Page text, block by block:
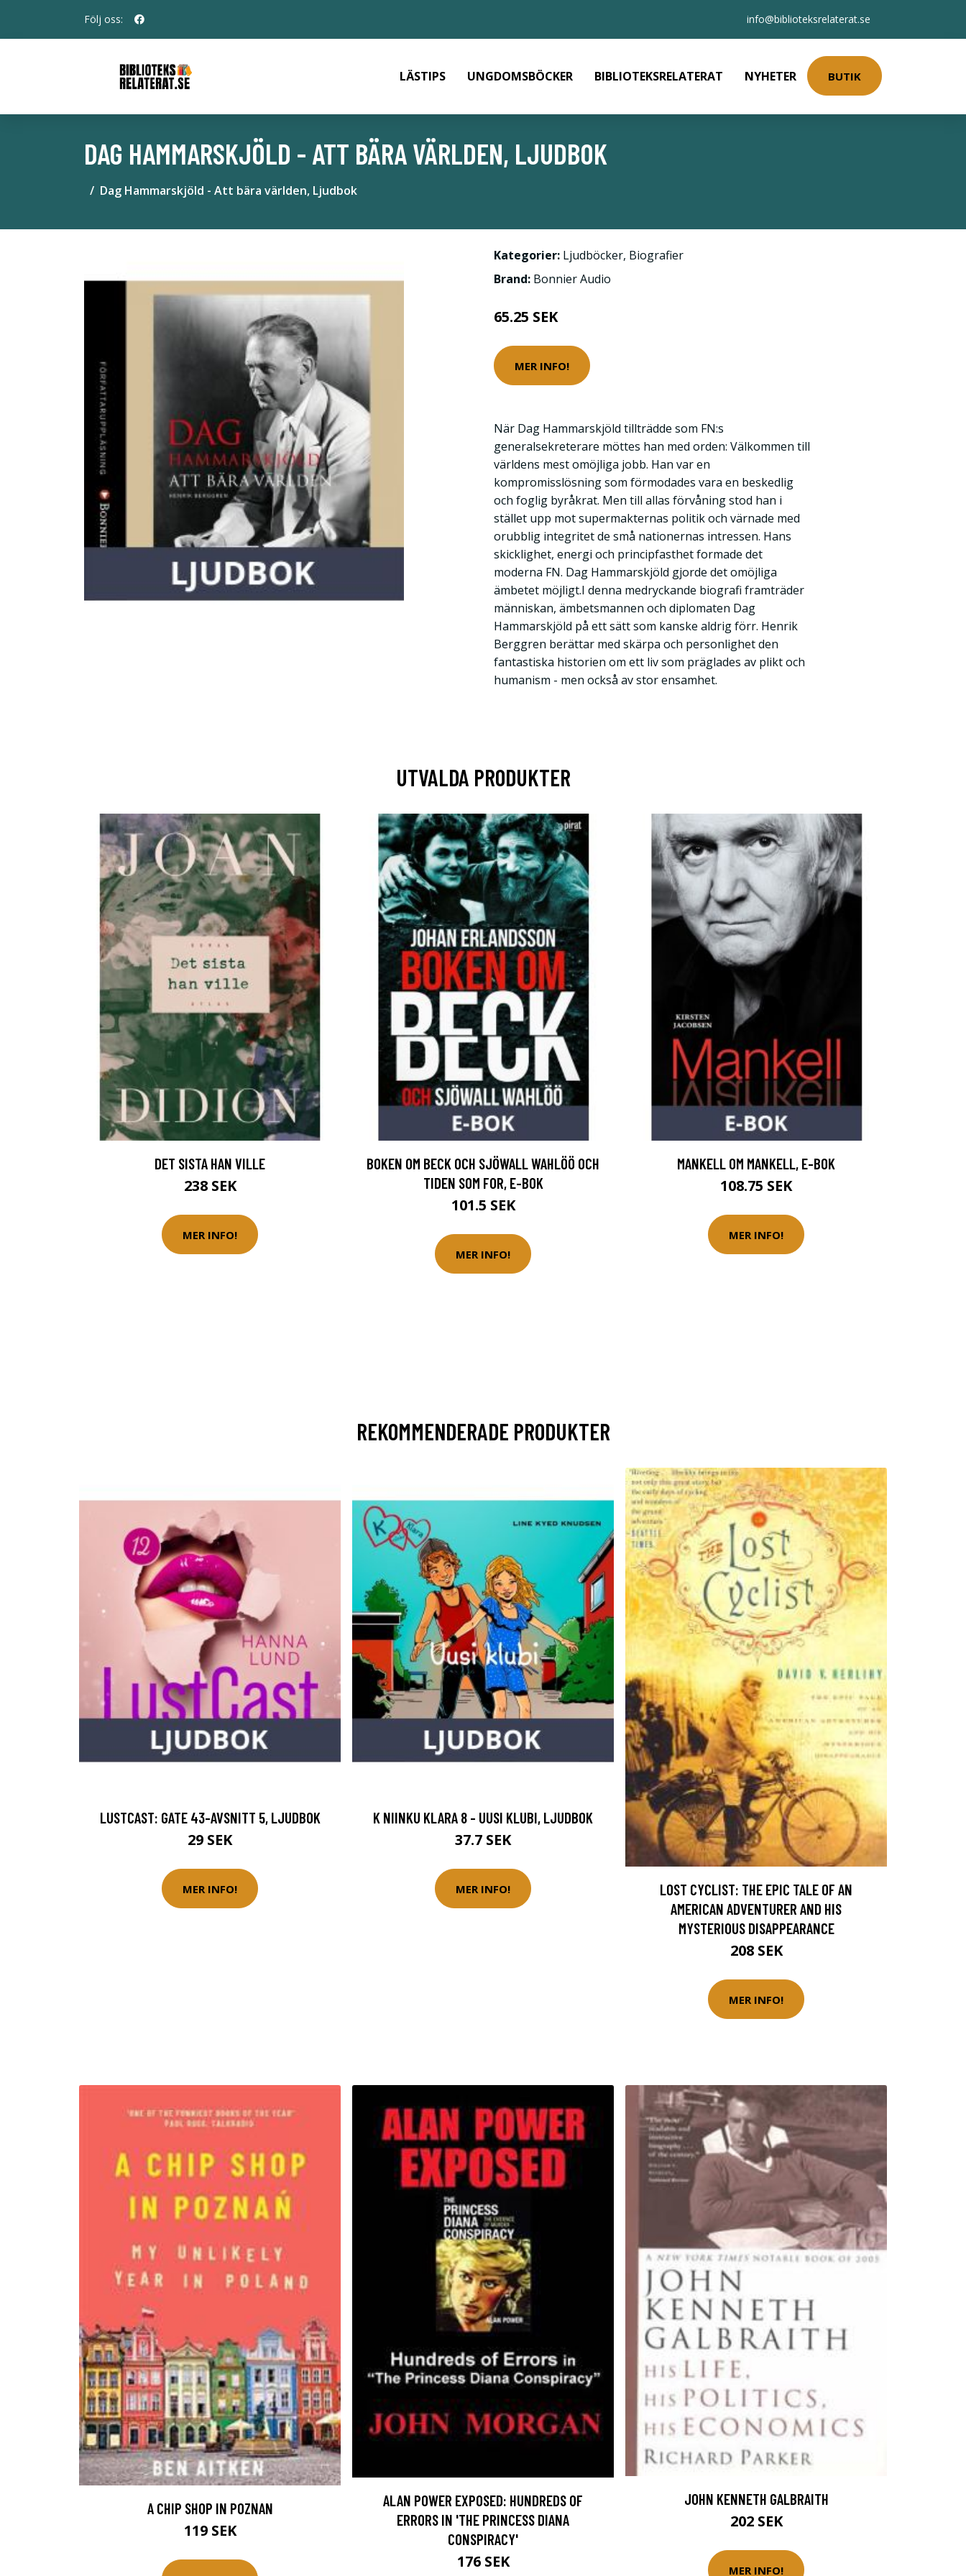
Följ oss: info@biblioteksrelaterat.se
LÄSTIPS UNGDOMSBÖCKER BIBLIOTEKSRELATERAT NYHETER BUTIK
DAG HAMMARSKJÖLD - ATT BÄRA VÄRLDEN, LJUDBOK
Dag Hammarskjöld - Att bära världen, Ljudbok
Kategorier: Ljudböcker, Biografier
Brand: Bonnier Audio
65.25 SEK
MER INFO!
När Dag Hammarskjöld tillträdde som FN:s
generalsekreterare möttes han med orden: Välkommen till
världens mest omöjliga jobb. Han var en
kompromisslösning som förmodades vara en beskedlig
och foglig byråkrat. Men till allas förvåning stod han i
stället upp mot supermakternas politik och värnade med
orubblig integritet de små nationernas intressen. Hans
skicklighet, energi och principfasthet formade det
moderna FN. Dag Hammarskjöld gjorde det omöjliga
ämbetet möjligt.I denna medryckande biografi framträder
människan, ämbetsmannen och diplomaten Dag
Hammarskjöld på ett sätt som kanske aldrig förr. Henrik
Berggren berättar med skärpa och personlighet den
fantastiska historien om ett liv som präglades av plikt och
humanism - men också av stor ensamhet.
UTVALDA PRODUKTER
DET SISTA HAN VILLE
238 SEK
MER INFO!
BOKEN OM BECK OCH SJÖWALL WAHLÖÖ OCH
TIDEN SOM FOR, E-BOK
101.5 SEK
MER INFO!
MANKELL OM MANKELL, E-BOK
108.75 SEK
MER INFO!
REKOMMENDERADE PRODUKTER
LUSTCAST: GATE 43-AVSNITT 5, LJUDBOK
29 SEK
MER INFO!
K NIINKU KLARA 8 - UUSI KLUBI, LJUDBOK
37.7 SEK
MER INFO!
LOST CYCLIST: THE EPIC TALE OF AN
AMERICAN ADVENTURER AND HIS
MYSTERIOUS DISAPPEARANCE
208 SEK
MER INFO!
A CHIP SHOP IN POZNAN
119 SEK
ALAN POWER EXPOSED: HUNDREDS OF
ERRORS IN 'THE PRINCESS DIANA
CONSPIRACY'
176 SEK
JOHN KENNETH GALBRAITH
202 SEK
MER INFO!